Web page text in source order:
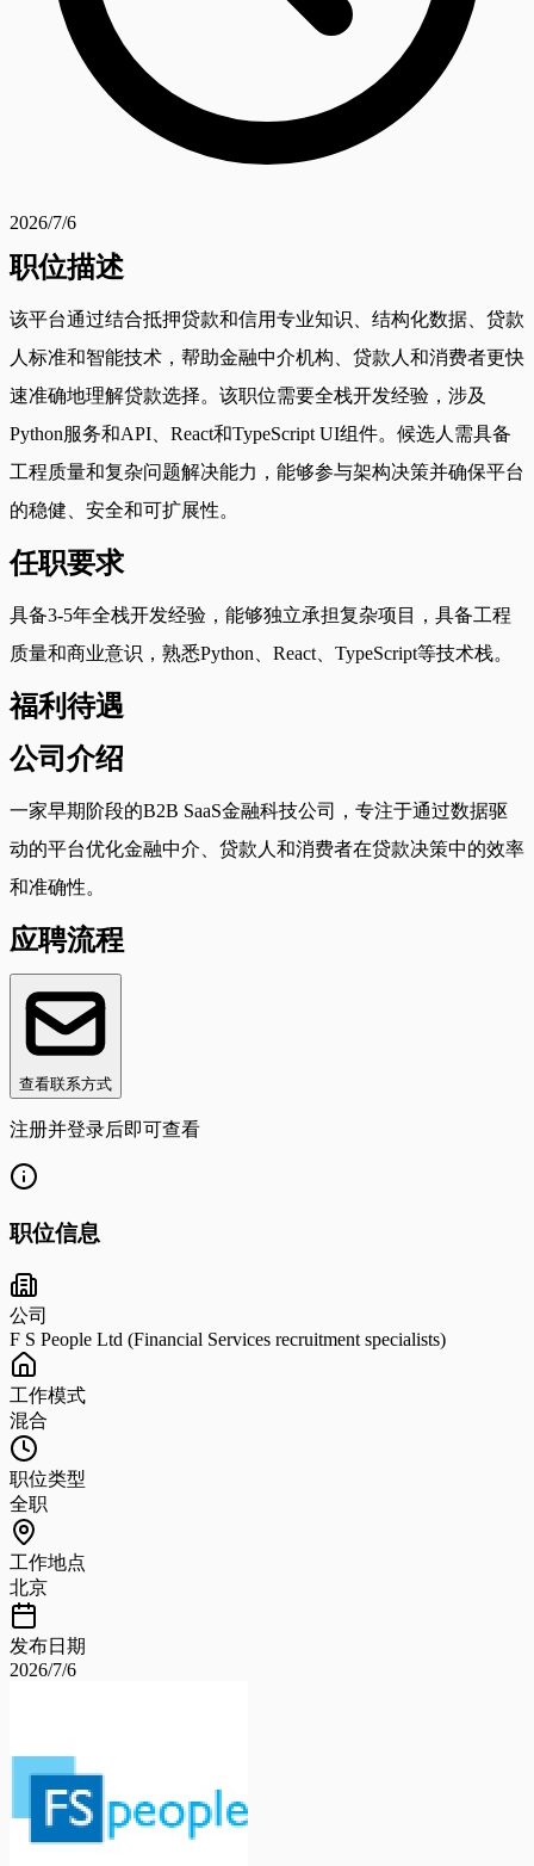
2026/7/6
职位描述
该平台通过结合抵押贷款和信用专业知识、结构化数据、贷款
人标准和智能技术，帮助金融中介机构、贷款人和消费者更快
速准确地理解贷款选择。该职位需要全栈开发经验，涉及
Python服务和API、React和TypeScript UI组件。候选人需具备
工程质量和复杂问题解决能力，能够参与架构决策并确保平台
的稳健、安全和可扩展性。
任职要求
具备3-5年全栈开发经验，能够独立承担复杂项目，具备工程
质量和商业意识，熟悉Python、React、TypeScript等技术栈。
福利待遇
公司介绍
一家早期阶段的B2B SaaS金融科技公司，专注于通过数据驱
动的平台优化金融中介、贷款人和消费者在贷款决策中的效率
和准确性。
应聘流程
查看联系方式
注册并登录后即可查看
职位信息
公司
F S People Ltd (Financial Services recruitment specialists)
工作模式
混合
职位类型
全职
工作地点
北京
发布日期
2026/7/6